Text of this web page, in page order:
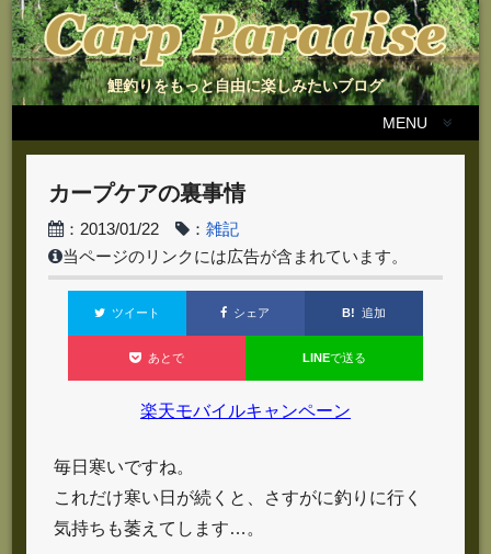
鯉釣りをもっと自由に楽しみたいブログ
MENU
カープケアの裏事情
：2013/01/22 ： 雑記
当ページのリンクには広告が含まれています。
ツイート シェア B! 追加
あとで LINEで送る
楽天モバイルキャンペーン
毎日寒いですね。
これだけ寒い日が続くと、さすがに釣りに行く
気持ちも萎えてします…。